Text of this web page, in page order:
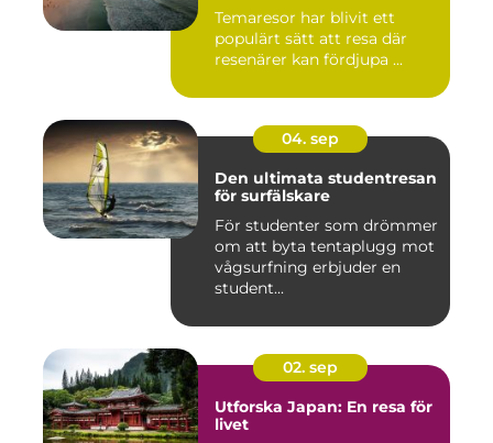
Temaresor har blivit ett
populärt sätt att resa där
resenärer kan fördjupa ...
04. sep
Den ultimata studentresan
för surfälskare
För studenter som drömmer
om att byta tentaplugg mot
vågsurfning erbjuder en
student...
02. sep
Utforska Japan: En resa för
livet